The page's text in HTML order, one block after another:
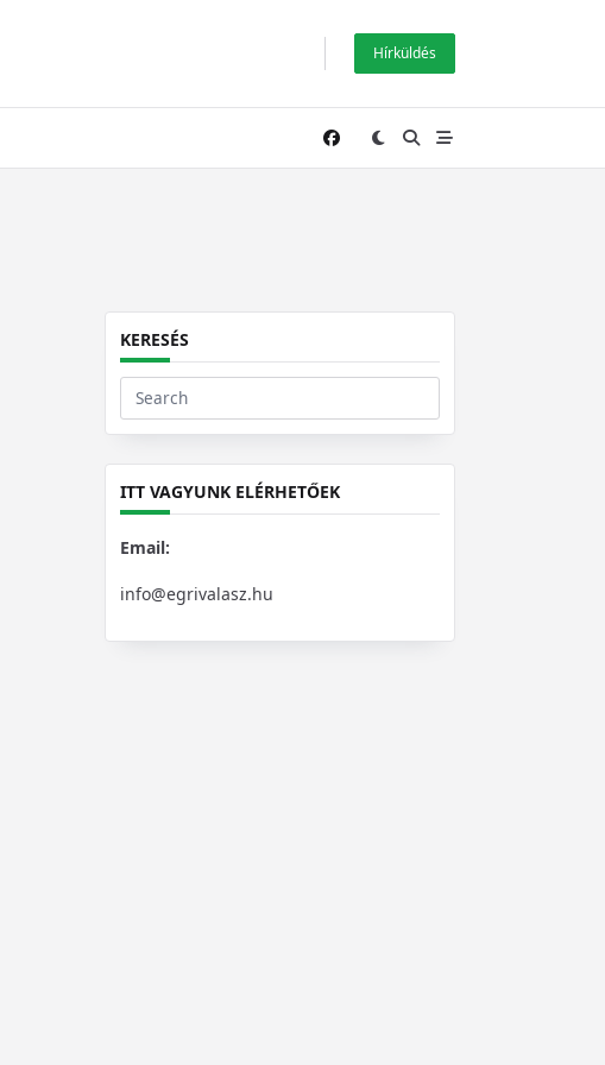
Hírküldés
KERESÉS
Search
for:
ITT VAGYUNK ELÉRHETŐEK
Email:
info@egrivalasz.hu